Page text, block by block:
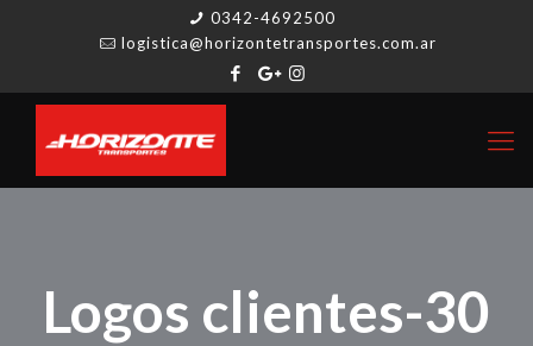
0342-4692500
logistica@horizontetransportes.com.ar
Logos clientes-30